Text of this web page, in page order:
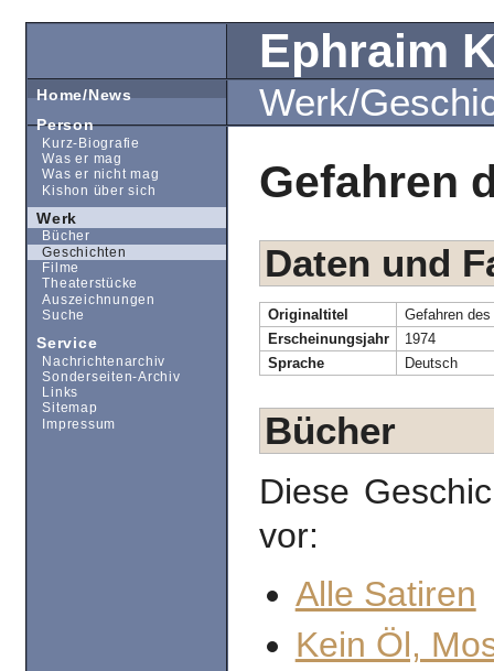
Ephraim
Werk/
Gefahren
Daten und
Originaltitel
Gefahren
Erscheinungsjahr
1974
Sprache
Deutsch
Bücher
Diese
vor:
Alle Satiren
Kein Öl,
Home/News
Person
Kurz-Biografie
Was er mag
Was er nicht mag
Kishon über sich
Werk
Bücher
Geschichten
Filme
Theaterstücke
Auszeichnungen
Suche
Service
Nachrichtenarchiv
Sonderseiten-Archiv
Links
Sitemap
Impressum